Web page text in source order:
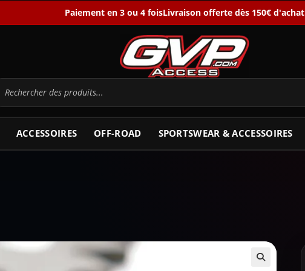
Paiement en 3 ou 4 foisLivraison offerte dès 150€ d'achat
ACCESSOIRES OFF-ROAD SPORTSWEAR & ACCESSOIRES